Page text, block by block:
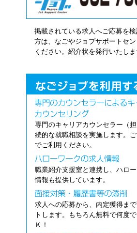
掲載されている求人へご応募を
方は、なごやジョブサポートセ
ください。紹介状を発行いたしま
専門のキャリアカウンセラー（
続的な就職相談を実施します。
でご利用ください。
職業紹介支援室と連携し、ハロ
情報も提供しています。
求人への応募から、内定獲得ま
トします。もちろん無料で何度
Ｋ！